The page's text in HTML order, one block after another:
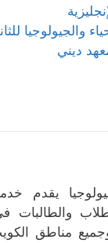
والجيولوجيا
ديني
يقدم
والطالبات
مناطق